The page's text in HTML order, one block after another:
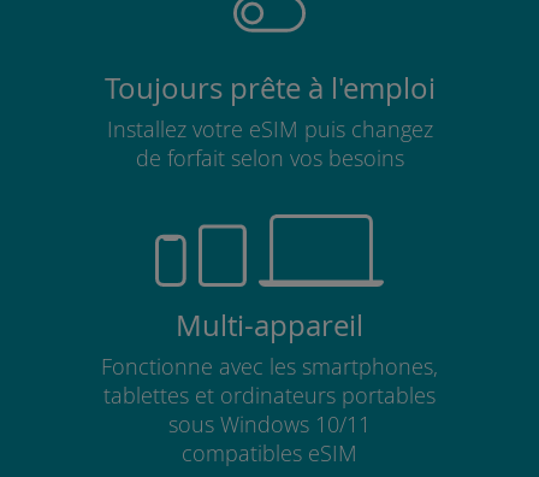
Toujours prête à l'emploi
Installez votre eSIM puis changez
de forfait selon vos besoins
Multi-appareil
Fonctionne avec les smartphones,
tablettes et ordinateurs portables
sous Windows 10/11
compatibles eSIM